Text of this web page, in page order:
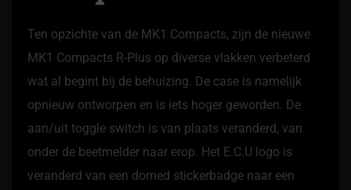
Ten opzichte van de MK1 Compacts, zijn de nieuwe
MK1 Compacts R-Plus op diverse vlakken verbeterd
wat al begint bij de behuizing. De case is namelijk
opnieuw ontworpen en is iets hoger geworden. De
aan/uit toggle switch is van plaats veranderd, van
onder de beetmelder naar erop. Het E.C.U logo is
veranderd van een domed stickerbadge naar een